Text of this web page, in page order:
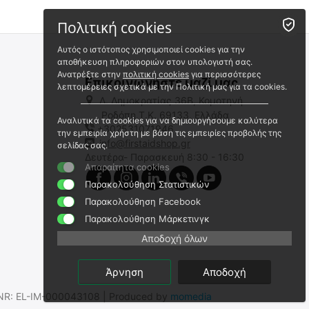
⛟
Εκπαιδευτικός Αυτόματος
Εξωτερικός Απινιδωτής XFT-
120GA Professional
Άμεσα διαθέσιμο
Αποστολή εντός 24 ωρών
(χωρίς ΦΠΑ)
Ανταλλακτικά Ηλεκτρόδια
Εκπαιδευτικού Απινιδωτή
XFT-120GA (Ζεύγος) -
ΕΝΗΛΙΚΩΝ-ΠΑΙΔΙΚΑ
2023961
Άμεσα διαθέσιμο
Αποστολή εντός 24 ωρών
€8.80
€7.10(χωρίς ΦΠΑ)
Επικοινωνήστε μαζί μας
Λ. Δημοκρατίας 36Β, Κομοτηνή
Ροδόπη,Τ.Κ. 69133, Ελλάδα
+302531071946
info@firstaidshop.gr
Δευτέρα- Παρασκευή 8:30 - 16:30
EL-IM-000043108 | Produced by momedia
Πολιτική cookies
Αυτός ο ιστότοπος χρησιμοποιεί cookies για την
αποθήκευση πληροφοριών στον υπολογιστή σας.
Ανατρέξτε στην πολιτική cookies για περισσότερες
λεπτομέρειες σχετικά με την Πολιτική μας για τα cookies.
Αναλυτικά τα cookies για να δημιουργήσουμε καλύτερα
την εμπειρία χρήστη με βάση τις εμπειρίες προβολής της
σελίδας σας.
Απαραίτητα cookies
Παρακολούθηση Στατιστικών
Παρακολούθηση Facebook
Παρακολούθηση Μάρκετινγκ
Αποδοχή όλων
Άρνηση Αποδοχή